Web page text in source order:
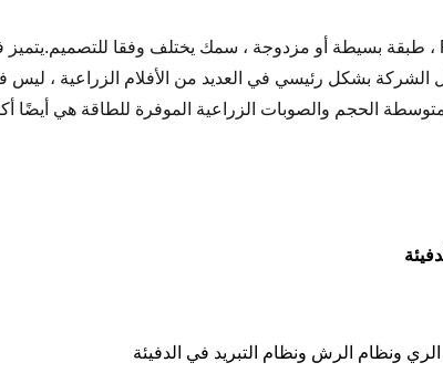
الشركة بشكل رئيسي في العديد من الأفلام الزراعية ،
الحجم والصوبات الزراعية الموفرة للطاقة هي أيضًا
ونظام الرش ونظام التبريد في الدفيئة